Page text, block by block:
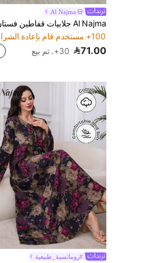
Al Najma
100+ مستخدم قام بإعادة الشراء
71.00 30+. تم بيع
#رومانسية_طبيعية